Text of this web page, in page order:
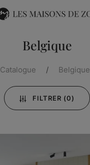
Belgique
Catalogue Belgique
FILTRER (0)